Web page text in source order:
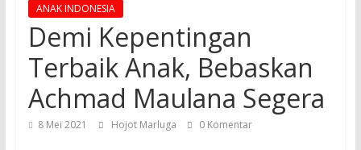
ANAK INDONESIA
Demi Kepentingan
Terbaik Anak, Bebaskan
Achmad Maulana Segera
8 Mei 2021 Hojot Marluga 0 Komentar